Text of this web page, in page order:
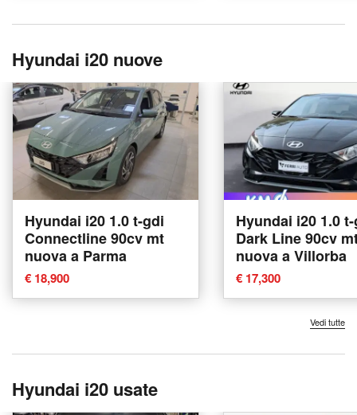
Hyundai i20 nuove
Hyundai i20 1.0 t-gdi
Connectline 90cv mt
nuova a Parma
€ 18,900
Hyundai i20 1.0
Dark Line 90cv
nuova a Villorba
€ 17,300
Vedi tutte
Hyundai i20 usate